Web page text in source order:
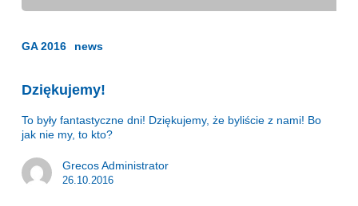
GA 2016 news
Dziękujemy!
To były fantastyczne dni! Dziękujemy, że byliście z nami! Bo
jak nie my, to kto?
Grecos Administrator
26.10.2016